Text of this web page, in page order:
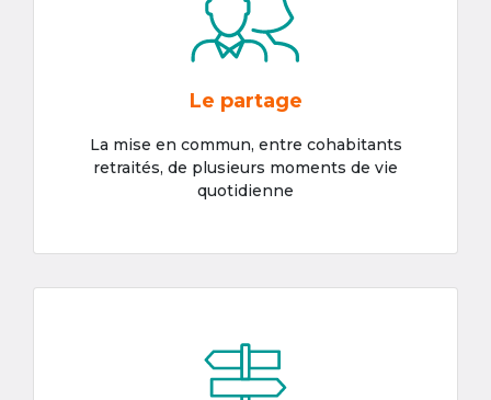
Le partage
La mise en commun, entre cohabitants
retraités, de plusieurs moments de vie
quotidienne